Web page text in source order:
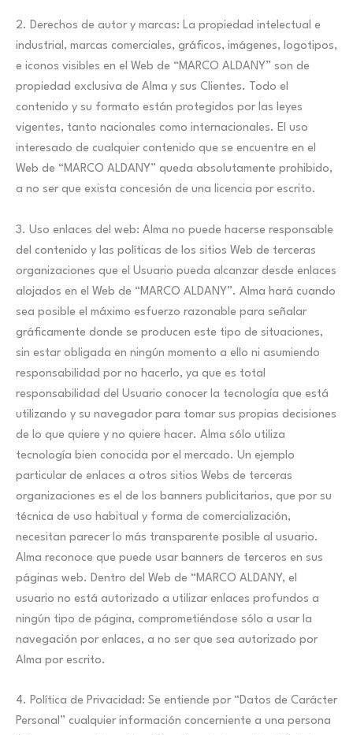
2. Derechos de autor y marcas: La propiedad intelectual e
industrial, marcas comerciales, gráficos, imágenes, logotipos,
e iconos visibles en el Web de “MARCO ALDANY” son de
propiedad exclusiva de Alma y sus Clientes. Todo el
contenido y su formato están protegidos por las leyes
vigentes, tanto nacionales como internacionales. El uso
interesado de cualquier contenido que se encuentre en el
Web de “MARCO ALDANY” queda absolutamente prohibido,
a no ser que exista concesión de una licencia por escrito.
3. Uso enlaces del web: Alma no puede hacerse responsable
del contenido y las políticas de los sitios Web de terceras
organizaciones que el Usuario pueda alcanzar desde enlaces
alojados en el Web de “MARCO ALDANY”. Alma hará cuando
sea posible el máximo esfuerzo razonable para señalar
gráficamente donde se producen este tipo de situaciones,
sin estar obligada en ningún momento a ello ni asumiendo
responsabilidad por no hacerlo, ya que es total
responsabilidad del Usuario conocer la tecnología que está
utilizando y su navegador para tomar sus propias decisiones
de lo que quiere y no quiere hacer. Alma sólo utiliza
tecnología bien conocida por el mercado. Un ejemplo
particular de enlaces a otros sitios Webs de terceras
organizaciones es el de los banners publicitarios, que por su
técnica de uso habitual y forma de comercialización,
necesitan parecer lo más transparente posible al usuario.
Alma reconoce que puede usar banners de terceros en sus
páginas web. Dentro del Web de “MARCO ALDANY, el
usuario no está autorizado a utilizar enlaces profundos a
ningún tipo de página, comprometiéndose sólo a usar la
navegación por enlaces, a no ser que sea autorizado por
Alma por escrito.
4. Política de Privacidad: Se entiende por “Datos de Carácter
Personal” cualquier información concerniente a una persona